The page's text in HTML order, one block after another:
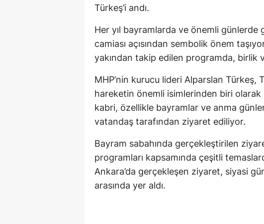
Türkeş’i andı.
Her yıl bayramlarda ve önemli
camiası açısından sembolik önem
yakından takip edilen programda, birlik
MHP’nin kurucu lideri Alparslan Türkeş,
hareketin önemli isimlerinden biri olarak
kabri, özellikle bayramlar ve anma
vatandaş tarafından ziyaret ediliyor.
Bayram sabahında gerçekleştirilen
programları kapsamında çeşitli
Ankara’da gerçekleşen ziyaret, siyasi
arasında yer aldı.